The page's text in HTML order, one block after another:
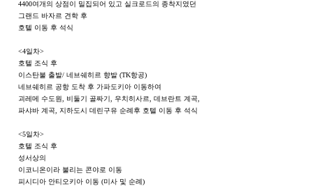
4400여개의 상점이 밀집되어 있고 실크로드의 종착지였던
그랜드 바자르 견학 후
호텔 이동 후 석식
<4일차>
호텔 조식 후
이스탄불 출발/ 네브쉐히르 향발 (TK항공)
네브쉐히르 공항 도착 후 가파도키아 이동하여
괴레메 수도원, 비둘기 골짜기, 우치히사르, 데브란트 계곡,
파샤바 계곡, 지하도시 데린구유 순례후 호텔 이동 후 석식
<5일차>
호텔 조식 후
성서상의
이코니온이라 불리는 콘야로 이동
피시디아 안티오키아 이동 (미사 및 순례)